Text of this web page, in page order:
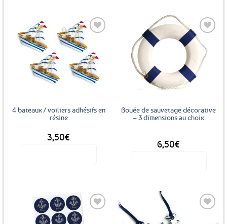
Ajouter
aux
favoris
4 bateaux / voiliers adhésifs en
résine
3,50€
Ajouter
aux
favoris
Bouée de sauvetage décorative
– 3 dimensions au choix
6,50€
plusieurs
variations.